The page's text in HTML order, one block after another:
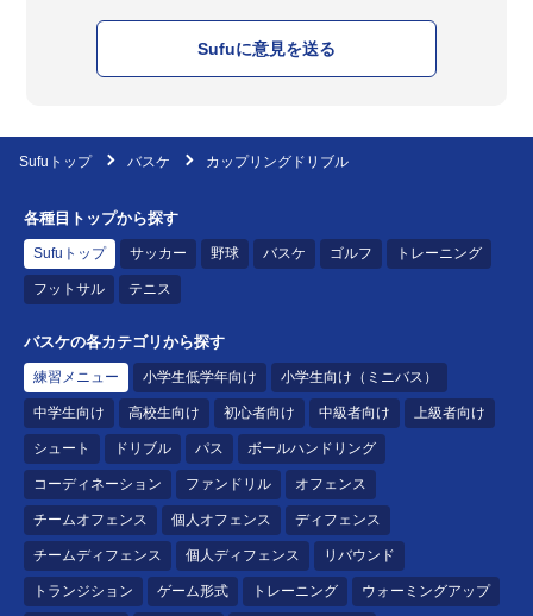
Sufuに意見を送る
Sufuトップ バスケ カップリングドリブル
各種目トップから探す
Sufuトップ サッカー 野球 バスケ ゴルフ トレーニング
フットサル テニス
バスケの各カテゴリから探す
練習メニュー 小学生低学年向け 小学生向け（ミニバス）
中学生向け 高校生向け 初心者向け 中級者向け 上級者向け
シュート ドリブル パス ボールハンドリング
コーディネーション ファンドリル オフェンス
チームオフェンス 個人オフェンス ディフェンス
チームディフェンス 個人ディフェンス リバウンド
トランジション ゲーム形式 トレーニング ウォーミングアップ